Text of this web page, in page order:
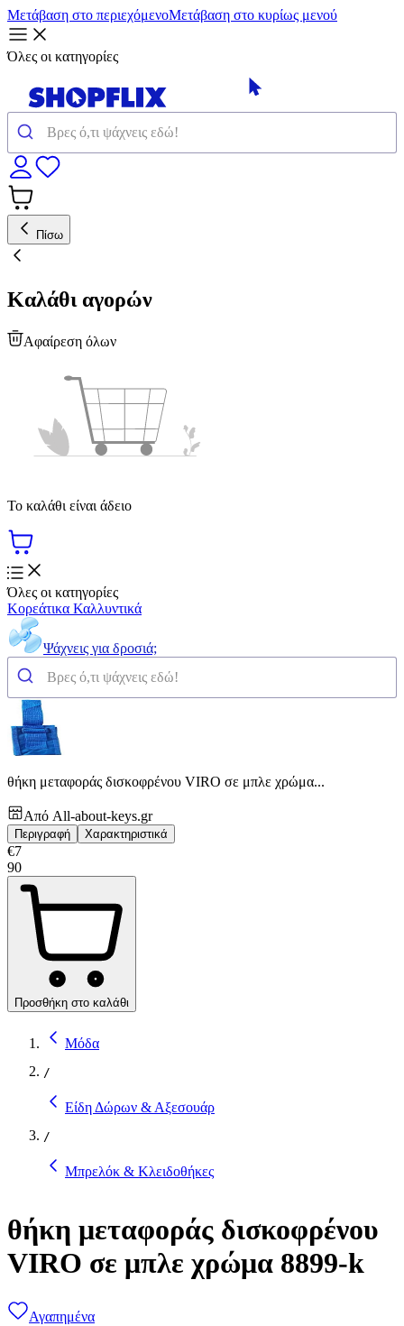
Μετάβαση στο περιεχόμενοΜετάβαση στο κυρίως μενού
Όλες οι κατηγορίες
Πίσω
Καλάθι αγορών
Αφαίρεση όλων
Το καλάθι είναι άδειο
Όλες οι κατηγορίες
Κορεάτικα Καλλυντικά
Ψάχνεις για δροσιά;
θήκη μεταφοράς δισκοφρένου VIRO σε μπλε χρώμα...
Από All-about-keys.gr
Περιγραφή Χαρακτηριστικά
€7
90
Προσθήκη στο καλάθι
Μόδα
/
Είδη Δώρων & Αξεσουάρ
/
Μπρελόκ & Κλειδοθήκες
θήκη μεταφοράς δισκοφρένου
VIRO σε μπλε χρώμα 8899-k
Αγαπημένα